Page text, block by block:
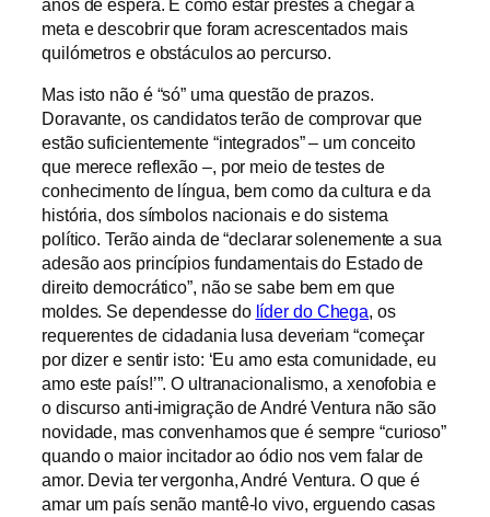
anos de espera. É como estar prestes a chegar à
meta e descobrir que foram acrescentados mais
quilómetros e obstáculos ao percurso.
Mas isto não é “só” uma questão de prazos.
Doravante, os candidatos terão de comprovar que
estão suficientemente “integrados” – um conceito
que merece reflexão –, por meio de testes de
conhecimento de língua, bem como da cultura e da
história, dos símbolos nacionais e do sistema
político. Terão ainda de “declarar solenemente a sua
adesão aos princípios fundamentais do Estado de
direito democrático”, não se sabe bem em que
moldes. Se dependesse do líder do Chega, os
requerentes de cidadania lusa deveriam “começar
por dizer e sentir isto: ‘Eu amo esta comunidade, eu
amo este país!’”. O ultranacionalismo, a xenofobia e
o discurso anti-imigração de André Ventura não são
novidade, mas convenhamos que é sempre “curioso”
quando o maior incitador ao ódio nos vem falar de
amor. Devia ter vergonha, André Ventura. O que é
amar um país senão mantê-lo vivo, erguendo casas